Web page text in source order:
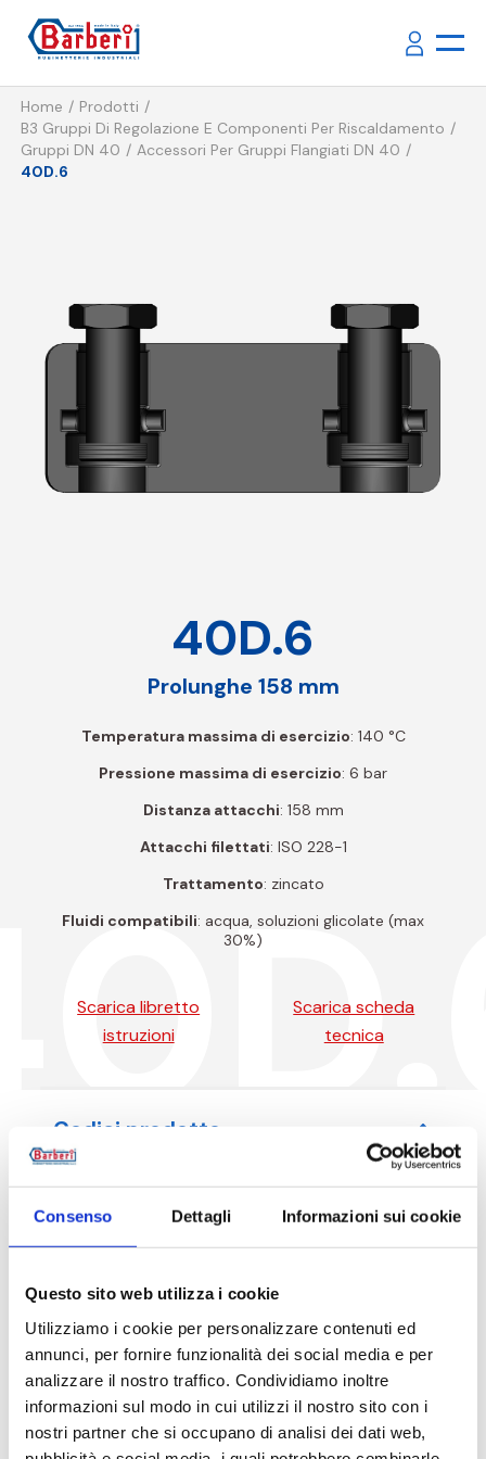
Consenso Dettagli Informazioni sui cookie
Questo sito web utilizza i cookie
Utilizziamo i cookie per personalizzare contenuti ed
annunci, per fornire funzionalità dei social media e per
analizzare il nostro traffico. Condividiamo inoltre
informazioni sul modo in cui utilizzi il nostro sito con i
nostri partner che si occupano di analisi dei dati web,
Home
Prodotti
B3 Gruppi Di Regolazione E Componenti Per Riscaldamento
Gruppi DN 40
Accessori Per Gruppi Flangiati DN 40
40D.6
40D.6
Prolunghe 158 mm
Temperatura massima di esercizio: 140 °C
Pressione massima di esercizio: 6 bar
Distanza attacchi: 158 mm
Attacchi filettati: ISO 228-1
Trattamento: zincato
Fluidi compatibili: acqua, soluzioni glicolate (max
30%)
Scarica libretto
istruzioni
Scarica scheda
tecnica
Codici prodotto
Codice articolo Misura
40D0500006
Descrizione